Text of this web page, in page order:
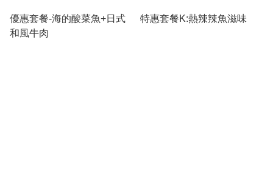
優惠套餐-海的酸菜魚+日式
和風牛肉
特惠套餐K:熱辣辣魚滋味